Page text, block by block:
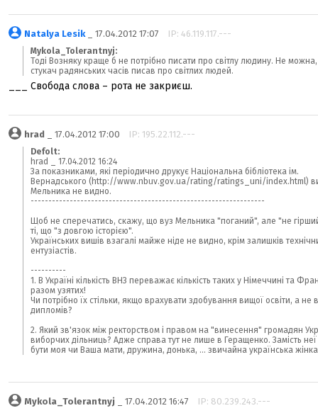
Natalya Lesik_ 17.04.2012 17:07 IP: 46.119.117.---
Mykola_Tolerantnyj:
Тоді Возняку краще б не потрібно писати про світлу людину. Не
стукач радянських часів писав про світлих людей.
___ Свобода слова – рота не закриєш.
hrad _ 17.04.2012 17:00 IP: 195.22.112.---
Defolt:
hrad _ 17.04.2012 16:24
За показниками, які періодично друкує Національна бібліотека ім.
Вернадського (http://www.nbuv.gov.ua/rating/ratings_uni/index.html)
Мельника не видно.
------------------------------------------------------------------
Щоб не сперечатись, скажу, що вуз Мельника "поганий", але "не
ті, що "з довгою історією".
Українських вишів взагалі майже ніде не видно, крім залишків
ентузіастів.
----------
1. В Україні кількість ВНЗ переважає кількість таких у Німеччині та
разом узятих!
Чи потрібно їх стільки, якщо врахувати здобування вищої освіти, а не
дипломів?
2. Який зв'язок між ректорством і правом на "винесення" громадян
виборчих дільниць? Адже справа тут не лише в Геращенко. Замість
бути моя чи Ваша мати, дружина, донька, ... звичайна українська
Mykola_Tolerantnyj _ 17.04.2012 16:47 IP: 80.239.243.---